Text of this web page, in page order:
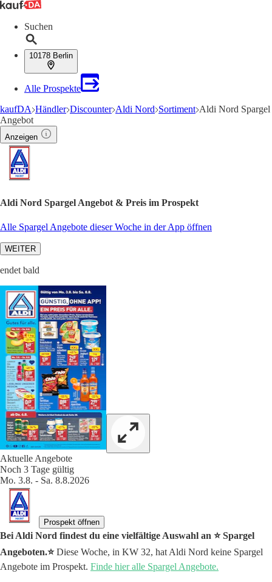
Suchen
10178 Berlin
Alle Prospekte
kaufDA Händler Discounter Aldi Nord Sortiment Aldi Nord Spargel
Angebot
Anzeigen
Aldi Nord Spargel Angebot & Preis im Prospekt
Alle Spargel Angebote dieser Woche in der App öffnen
WEITER
endet bald
Aktuelle Angebote
Noch 3 Tage gültig
Mo. 3.8. - Sa. 8.8.2026
Prospekt öffnen
Bei Aldi Nord findest du eine vielfältige Auswahl an ⭐️ Spargel
Angeboten.⭐️Diese Woche, in KW 32, hat Aldi Nord keine Spargel
Angebote im Prospekt. Finde hier alle Spargel Angebote.